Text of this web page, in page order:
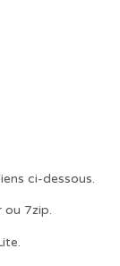
ci-dessous.
ou 7zip.